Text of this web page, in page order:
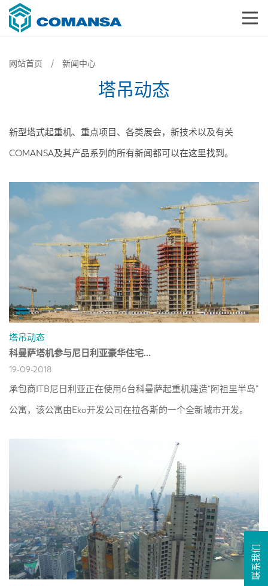
网站首页 新闻中心
塔吊动态
新型塔式起重机、重点项目、各类展会，新技术以及有关
COMANSA及其产品系列的所有新闻都可以在这里找到。
塔吊动态
科曼萨塔机参与尼日利亚豪华住宅建设
19-09-2018
承包商ITB尼日利亚正在使用6台科曼萨起重机建造“阿祖里半岛”
公寓，该公寓由Eko开发公司在拉各斯的一个全新城市开发。
联系我们